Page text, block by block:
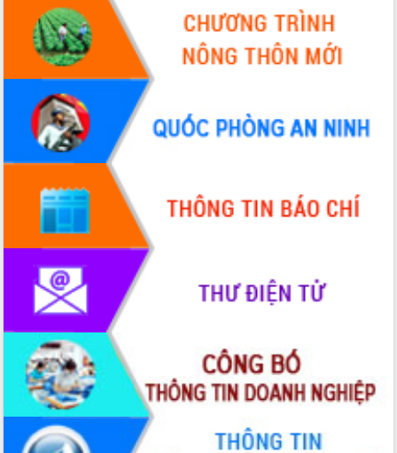
Du lịch Đắk Lắk nâng tầm trải nghiệm
du khách thông qua Hệ thống cơ sở dữ
liệu và Bản đồ số
Tập huấn ứng dụng trí tuệ nhân tạo (AI)
trong thương mại điện tử năm 2026
Đoàn đại biểu Quốc hội tỉnh Đắk Lắk
trao đổi thông tin trước Kỳ họp thứ
nhất, Quốc hội khóa XVI
Quyết liệt cải cách hành chính, khơi
thông nguồn lực phát triển
Nâng cao hiệu lực, hiệu quả HĐND
tỉnh thông qua hiện đại hóa hành chính
Xã Ea Phê gắn cải cách hành chính với
chuyển đổi số
Phó Chủ tịch Thường trực UBND tỉnh
Hồ Thị Nguyên Thảo làm việc tại Trung
tâm Phục vụ hành chính công xã Ea
Xây dựng nền hành chính số đồng
hành cùng nông dân dân, doanh nghiệp
Giai đoạn 2026-2030, Đắk Lắk phấn
đấu có 77% xã đạt chuẩn nông thôn
mới